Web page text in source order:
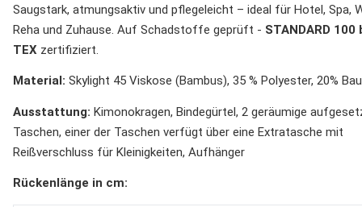
Saugstark, atmungsaktiv und pflegeleicht – ideal für Hotel, Spa,
Reha und Zuhause. Auf Schadstoffe geprüft - STANDARD 100
TEX zertifiziert.
Material: Skylight 45 Viskose (Bambus), 35 % Polyester, 20%
Ausstattung: Kimonokragen, Bindegürtel, 2 geräumige
Taschen, einer der Taschen verfügt über eine Extratasche mit
Reißverschluss für Kleinigkeiten, Aufhänger
Rückenlänge in cm: